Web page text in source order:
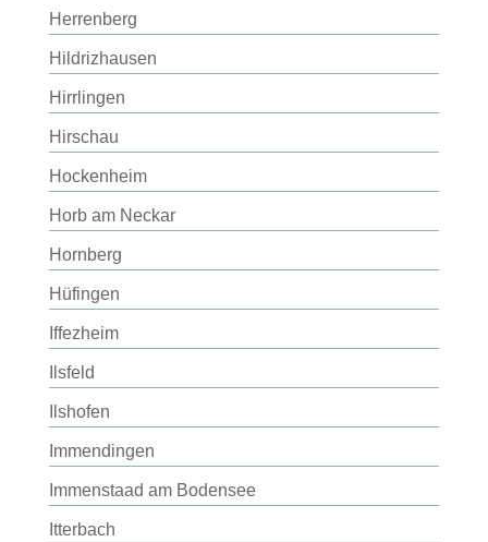
Herrenberg
Hildrizhausen
Hirrlingen
Hirschau
Hockenheim
Horb am Neckar
Hornberg
Hüfingen
Iffezheim
Ilsfeld
Ilshofen
Immendingen
Immenstaad am Bodensee
Itterbach